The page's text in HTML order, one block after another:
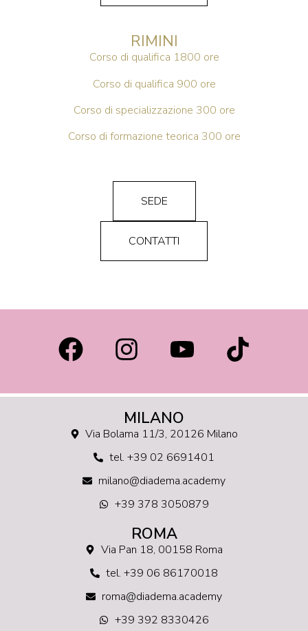
RIMINI
Corso di qualifica 1800 ore
Corso di qualifica 900 ore
Corso di specializzazione 300 ore
Corso di formazione teorica 300 ore
SEDE
CONTATTI
MILANO
Via Bolama 11/3, 20126 Milano
tel. +39 02 6691401
milano@diadema.academy
+39 378 3050879
ROMA
Via Pan 18, 00158 Roma
tel. +39 06 86170018
roma@diadema.academy
+39 392 8330426